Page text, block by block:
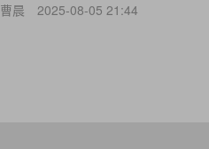
曹晨 2025-08-05 21:44